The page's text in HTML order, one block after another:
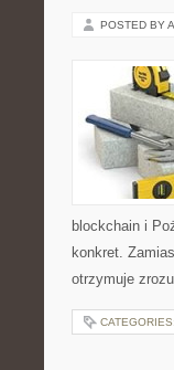
POSTED BY
blockchain i
konkret.
otrzymuje
CATEGORIES: